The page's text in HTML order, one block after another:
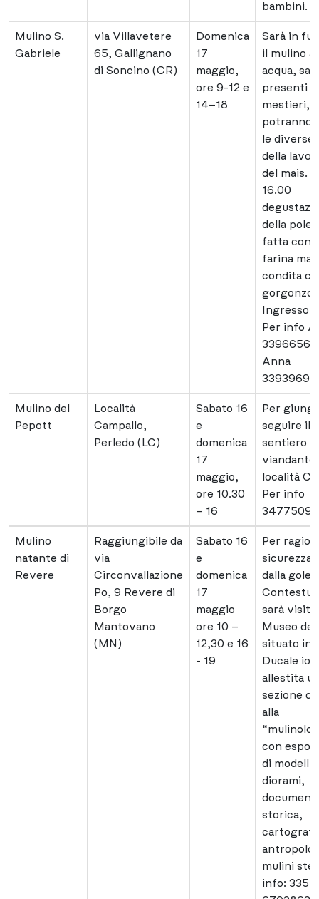
bambini.
Mulino S.
Gabriele
via Villavetere
65, Gallignano
di Soncino (CR)
Domenica
17
maggio,
ore 9-12 e
14–18
Sarà in
il mulino
acqua,
presenti
mestieri,
potranno
le diverse
della
del mais.
16.00
della
fatta con
farina
condita
Ingresso
Per info
Anna
Mulino del
Pepott
Località
Campallo,
Perledo (LC)
Sabato 16
e
domenica
17
maggio,
ore 10.30
– 16
Per
seguire il
sentiero
viandante
località
Per info
Mulino
natante di
Revere
Raggiungibile da
via
Circonvallazione
Po, 9 Revere di
Borgo
Mantovano
(MN)
Sabato 16
e
domenica
17
maggio
ore 10 –
12,30 e 16
- 19
Per
sicurezza
dalla
sarà
Museo del
situato in
Ducale
allestita
sezione
alla
con
di modelli,
diorami,
storica,
mulini
info: 335